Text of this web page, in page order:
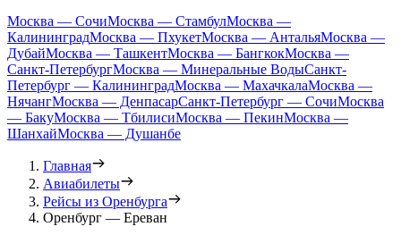
Москва — СочиМосква — СтамбулМосква —
КалининградМосква — ПхукетМосква — АнтальяМосква —
ДубайМосква — ТашкентМосква — БангкокМосква —
Санкт-ПетербургМосква — Минеральные ВодыСанкт-
Петербург — КалининградМосква — МахачкалаМосква —
НячангМосква — ДенпасарСанкт-Петербург — СочиМосква
— БакуМосква — ТбилисиМосква — ПекинМосква —
ШанхайМосква — Душанбе
Главная
Авиабилеты
Рейсы из Оренбурга
Оренбург — Ереван